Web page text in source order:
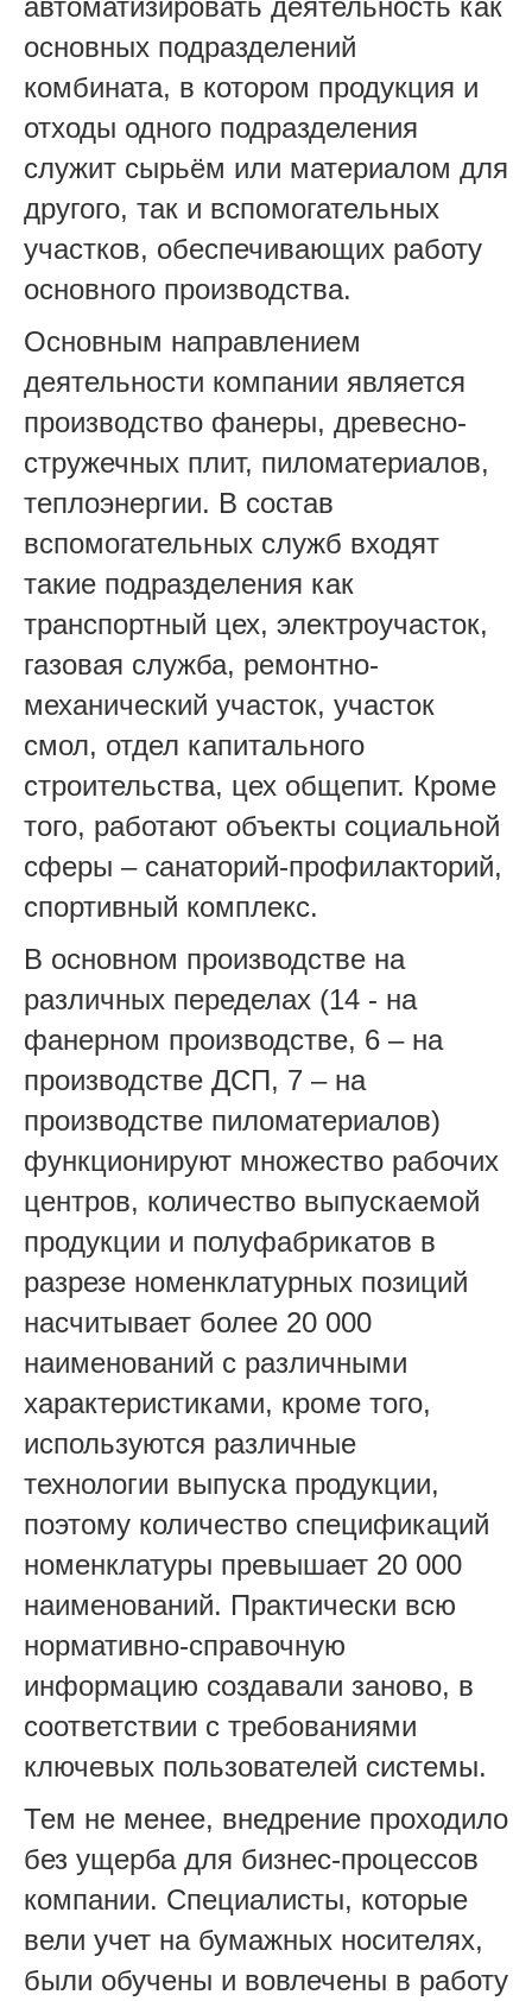
автоматизировать деятельность как
основных подразделений
комбината, в котором продукция и
отходы одного подразделения
служит сырьём или материалом для
другого, так и вспомогательных
участков, обеспечивающих работу
основного производства.
Основным направлением
деятельности компании является
производство фанеры, древесно-
стружечных плит, пиломатериалов,
теплоэнергии. В состав
вспомогательных служб входят
такие подразделения как
транспортный цех, электроучасток,
газовая служба, ремонтно-
механический участок, участок
смол, отдел капитального
строительства, цех общепит. Кроме
того, работают объекты социальной
сферы – санаторий-профилакторий,
спортивный комплекс.
В основном производстве на
различных переделах (14 - на
фанерном производстве, 6 – на
производстве ДСП, 7 – на
производстве пиломатериалов)
функционируют множество рабочих
центров, количество выпускаемой
продукции и полуфабрикатов в
разрезе номенклатурных позиций
насчитывает более 20 000
наименований с различными
характеристиками, кроме того,
используются различные
технологии выпуска продукции,
поэтому количество спецификаций
номенклатуры превышает 20 000
наименований. Практически всю
нормативно-справочную
информацию создавали заново, в
соответствии с требованиями
ключевых пользователей системы.
Тем не менее, внедрение проходило
без ущерба для бизнес-процессов
компании. Специалисты, которые
вели учет на бумажных носителях,
были обучены и вовлечены в работу